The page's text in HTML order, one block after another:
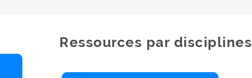
Ressources par disciplines